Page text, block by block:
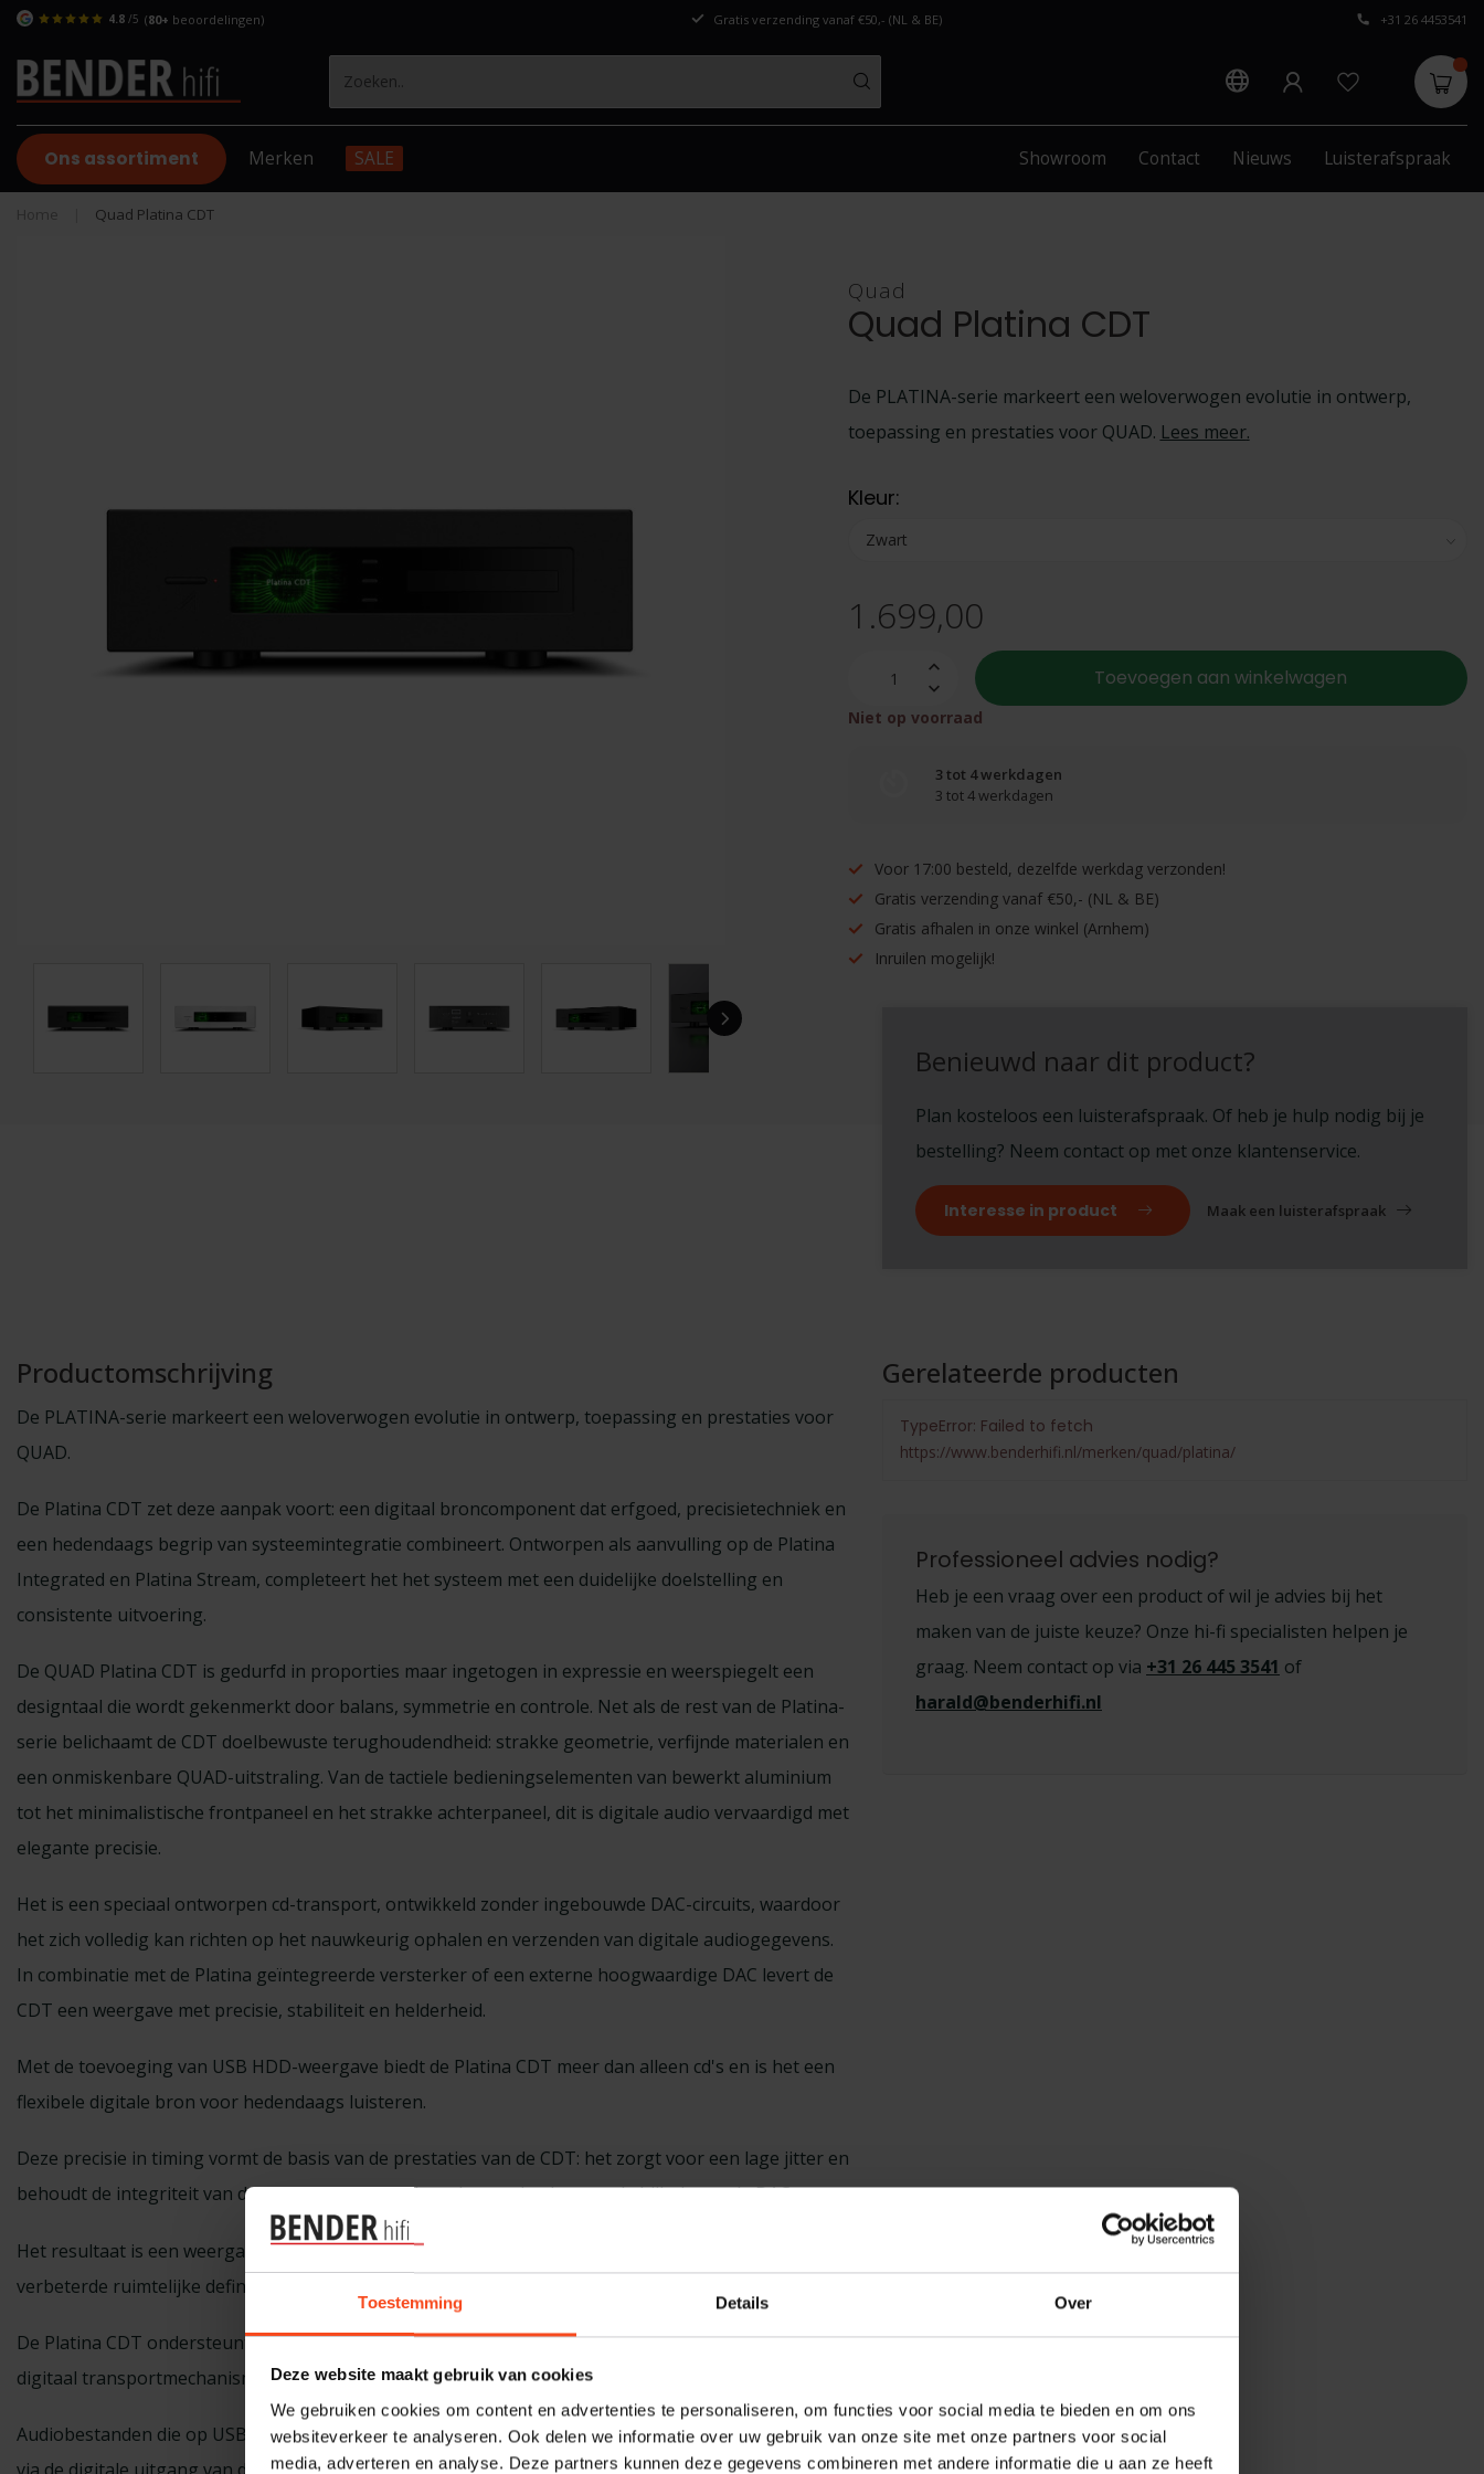
Toestemming Details Over
Deze website maakt gebruik van cookies
We gebruiken cookies om content en advertenties te personaliseren, om functies voor social media te bieden en om ons
websiteverkeer te analyseren. Ook delen we informatie over uw gebruik van onze site met onze partners voor social
media, adverteren en analyse. Deze partners kunnen deze gegevens combineren met andere informatie die u aan ze heeft
4.8 /5 (80+ beoordelingen) Gratis verzending vanaf €50,- (NL & BE) +31 26 4453541
Ons assortiment Merken SALE Showroom Contact Nieuws Luisterafspraak
Home Quad Platina CDT
Quad
Quad Platina CDT
De PLATINA-serie markeert een weloverwogen evolutie in ontwerp,
toepassing en prestaties voor QUAD. Lees meer.
Kleur:
1.699,00
Toevoegen aan winkelwagen
Niet op voorraad
3 tot 4 werkdagen
3 tot 4 werkdagen
Voor 17:00 besteld, dezelfde werkdag verzonden!
Gratis verzending vanaf €50,- (NL & BE)
Gratis afhalen in onze winkel (Arnhem)
Inruilen mogelijk!
Benieuwd naar dit product?
Plan kosteloos een luisterafspraak. Of heb je hulp nodig bij je
bestelling? Neem contact op met onze klantenservice.
Interesse in product Maak een luisterafspraak
Productomschrijving
De PLATINA-serie markeert een weloverwogen evolutie in ontwerp, toepassing en prestaties voor
QUAD.
De Platina CDT zet deze aanpak voort: een digitaal broncomponent dat erfgoed, precisietechniek en
een hedendaags begrip van systeemintegratie combineert. Ontworpen als aanvulling op de Platina
Integrated en Platina Stream, completeert het het systeem met een duidelijke doelstelling en
consistente uitvoering.
De QUAD Platina CDT is gedurfd in proporties maar ingetogen in expressie en weerspiegelt een
designtaal die wordt gekenmerkt door balans, symmetrie en controle. Net als de rest van de Platina-
serie belichaamt de CDT doelbewuste terughoudendheid: strakke geometrie, verfijnde materialen en
een onmiskenbare QUAD-uitstraling. Van de tactiele bedieningselementen van bewerkt aluminium
tot het minimalistische frontpaneel en het strakke achterpaneel, dit is digitale audio vervaardigd met
elegante precisie.
Het is een speciaal ontworpen cd-transport, ontwikkeld zonder ingebouwde DAC-circuits, waardoor
het zich volledig kan richten op het nauwkeurig ophalen en verzenden van digitale audiogegevens.
In combinatie met de Platina geïntegreerde versterker of een externe hoogwaardige DAC levert de
CDT een weergave met precisie, stabiliteit en helderheid.
Met de toevoeging van USB HDD-weergave biedt de Platina CDT meer dan alleen cd's en is het een
flexibele digitale bron voor hedendaags luisteren.
Deze precisie in timing vormt de basis van de prestaties van de CDT: het zorgt voor een lage jitter en
behoudt de integriteit van de audiogegevens tijdens de overdracht naar de bijbehorende DAC.
Het resultaat is een weergave die zich kenmerkt door focus, controle en helderheid, met een
verbeterde ruimtelijke definitie en een natuurlijke toonbalans.
De Platina CDT ondersteunt ook het afspelen van USB-harde schijven, waardoor hij als een breder
digitaal transportmechanisme binnen het systeem kan functioneren.
Audiobestanden die op USB-apparaten zijn opgeslagen, kunnen worden benaderd en afgespeeld
Gerelateerde producten
TypeError: Failed to fetch
https://www.benderhifi.nl/merken/quad/platina/
Professioneel advies nodig?
Heb je een vraag over een product of wil je advies bij het
maken van de juiste keuze? Onze hi-fi specialisten helpen je
graag. Neem contact op via +31 26 445 3541 of
harald@benderhifi.nl